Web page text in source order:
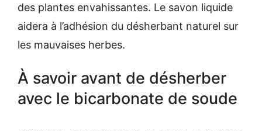
des plantes envahissantes. Le savon liquide
aidera à l’adhésion du désherbant naturel sur
les mauvaises herbes.
À savoir avant de désherber
avec le bicarbonate de soude